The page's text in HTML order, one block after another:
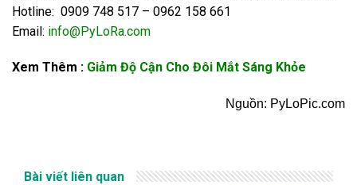
Hotline: 0909 748 517 – 0962 158 661
Email: info@PyLoRa.com
Xem Thêm : Giảm Độ Cận Cho Đôi Mắt Sáng Khỏe
Nguồn: PyLoPic.com
Bài viết liên quan